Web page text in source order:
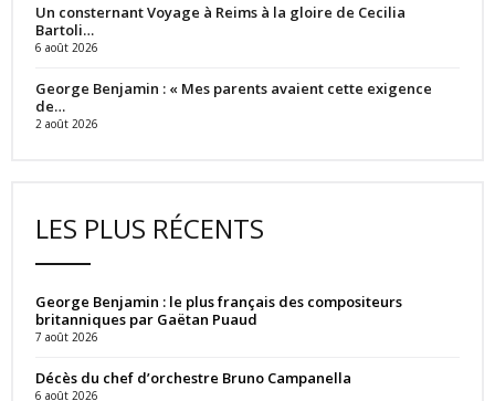
Un consternant Voyage à Reims à la gloire de Cecilia
Bartoli…
6 août 2026
George Benjamin : « Mes parents avaient cette exigence
de…
2 août 2026
LES PLUS RÉCENTS
George Benjamin : le plus français des compositeurs
britanniques par Gaëtan Puaud
7 août 2026
Décès du chef d’orchestre Bruno Campanella
6 août 2026